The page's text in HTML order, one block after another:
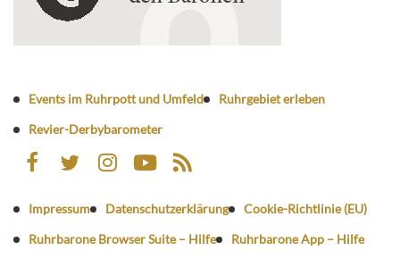
Events im Ruhrpott und Umfeld
Ruhrgebiet erleben
Revier-Derbybarometer
Impressum Datenschutzerklärung
Cookie-Richtlinie (EU)
Ruhrbarone Browser Suite – Hilfe
Ruhrbarone App – Hilfe